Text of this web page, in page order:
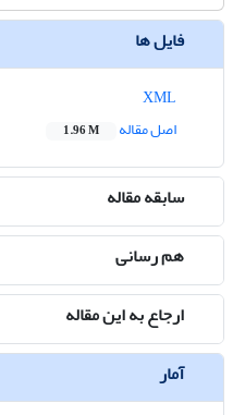
فایل ها
اصل مقاله
1.96 M
سابقه مقاله
هم رسانی
ارجاع به این مقاله
آمار